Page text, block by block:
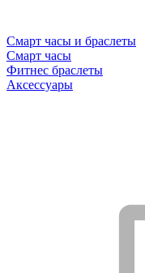
Смарт часы и браслеты
Смарт часы
Фитнес браслеты
Аксессуары